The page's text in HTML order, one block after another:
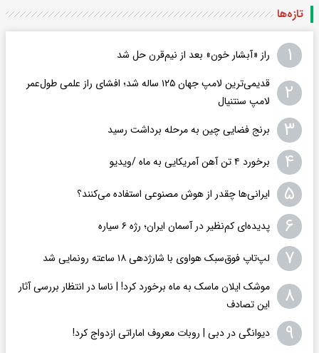
تازه‌ها
۱ راز «آبشار خون» بعد از نیم‌قرن حل شد
۲
قدیمی‌ترین لامپ جهان ۱۲۵ ساله شد؛ افشای راز علمی طول‌عمر
لامپ سنتنیال
۳ برنج فضایی چین به مرحله برداشت رسید
۴ برخورد ۴ تن آهن آمریکایی به ماه /ویدیو
۵ ایرانی‌ها چقدر از هوش مصنوعی استفاده می‌کنند؟
۶ پدیده‌ای کم‌نظیر در آسمان ایران؛ رژه ۶ سیاره
۷ لپ‌تاپ فوق‌سبک هواوی با شارژدهی ۱۸ ساعته رونمایی شد
۸
موشک ایلان ماسک به ماه برخورد کرد! | ناسا در انتظار بررسی آثار
این تصادف
۹ دیوانگی در دبی | روبات معروف اماراتی ازدواج کرد!